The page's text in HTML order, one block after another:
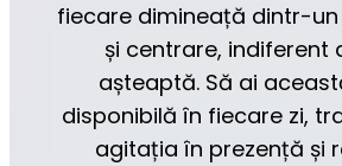
fiecare dimineață dintr-
și centrare, indiferent
așteaptă. Să ai
disponibilă în fiecare zi,
agitația în prezență și